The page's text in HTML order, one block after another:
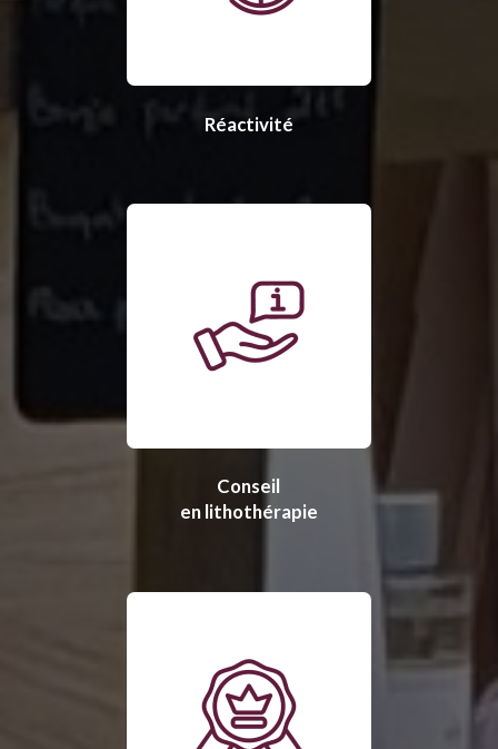
Réactivité
Conseil
en lithothérapie